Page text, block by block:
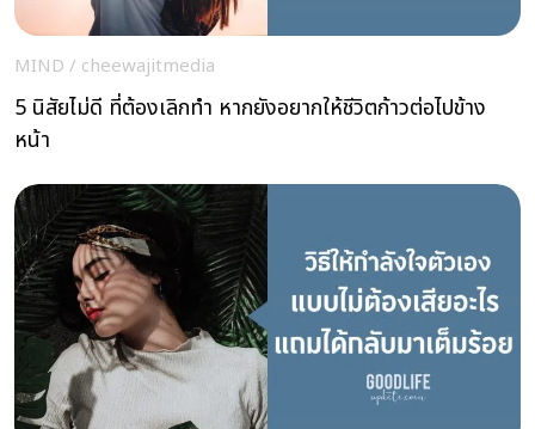
MIND / cheewajitmedia
5 นิสัยไม่ดี ที่ต้องเลิกทำ หากยังอยากให้ชีวิตก้าวต่อไปข้าง
หน้า